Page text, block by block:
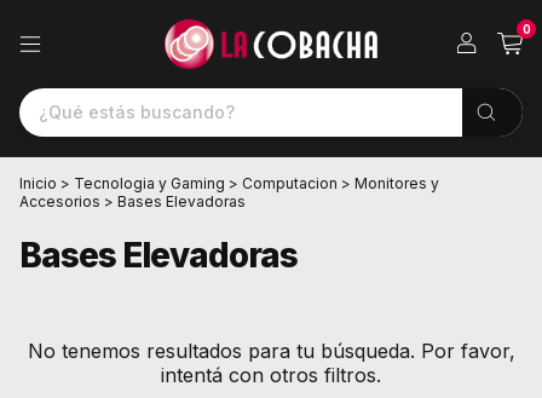
0
Inicio > Tecnologia y Gaming > Computacion > Monitores y
Accesorios > Bases Elevadoras
Bases Elevadoras
No tenemos resultados para tu búsqueda. Por favor,
intentá con otros filtros.